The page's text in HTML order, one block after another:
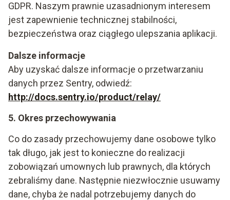
GDPR. Naszym prawnie uzasadnionym interesem
jest zapewnienie technicznej stabilności,
bezpieczeństwa oraz ciągłego ulepszania aplikacji.
Dalsze informacje
Aby uzyskać dalsze informacje o przetwarzaniu
danych przez Sentry, odwiedź:
http://docs.sentry.io/product/relay/
5. Okres przechowywania
Co do zasady przechowujemy dane osobowe tylko
tak długo, jak jest to konieczne do realizacji
zobowiązań umownych lub prawnych, dla których
zebraliśmy dane. Następnie niezwłocznie usuwamy
dane, chyba że nadal potrzebujemy danych do